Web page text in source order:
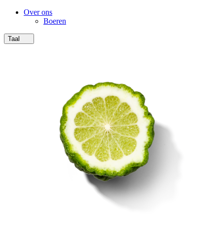
Over ons
Boeren
Taal